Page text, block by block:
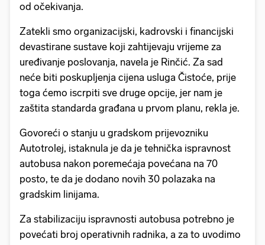
od očekivanja.
Zatekli smo organizacijski, kadrovski i financijski
devastirane sustave koji zahtijevaju vrijeme za
uređivanje poslovanja, navela je Rinčić. Za sad
neće biti poskupljenja cijena usluga Čistoće, prije
toga ćemo iscrpiti sve druge opcije, jer nam je
zaštita standarda građana u prvom planu, rekla je.
Govoreći o stanju u gradskom prijevozniku
Autotrolej, istaknula je da je tehnička ispravnost
autobusa nakon poremećaja povećana na 70
posto, te da je dodano novih 30 polazaka na
gradskim linijama.
Za stabilizaciju ispravnosti autobusa potrebno je
povećati broj operativnih radnika, a za to uvodimo